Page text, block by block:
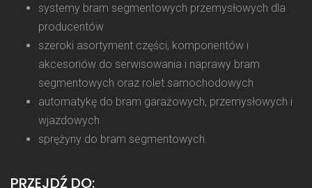
systemy bram segmentowych przemysłowych dla
producentów
szeroki asortyment części, komponentów i
akcesoriów do serwisowania i naprawy bram
segmentowych oraz rolet samochodowych
automatykę do bram garażowych, przemysłowych i
wjazdowych
sprężyny do bram segmentowych.
PRZEJDŹ DO: